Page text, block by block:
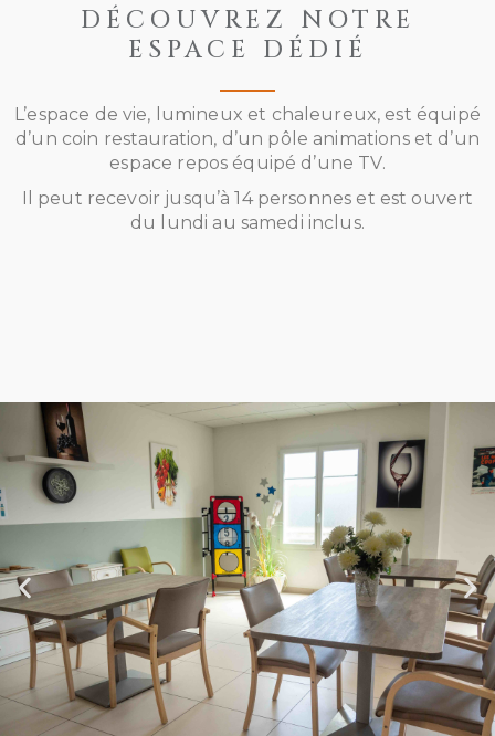
DÉCOUVREZ NOTRE
ESPACE DÉDIÉ
L’espace de vie, lumineux et chaleureux, est équipé
d’un coin restauration, d’un pôle animations et d’un
espace repos équipé d’une TV.
Il peut recevoir jusqu’à 14 personnes et est ouvert
du lundi au samedi inclus.